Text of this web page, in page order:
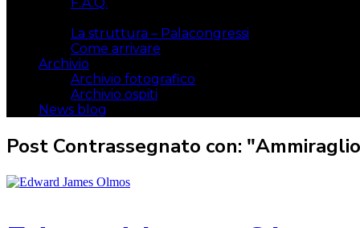
La struttura – Palacongressi
Come arrivare
Archivio
Archivio fotografico
Archivio ospiti
News blog
Post Contrassegnato con: